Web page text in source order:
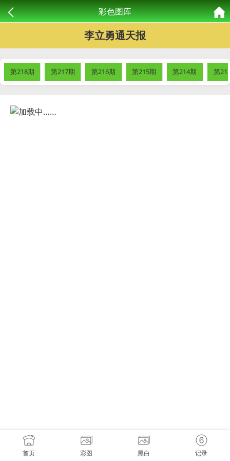
彩色图库
李立勇通天报
第218期 第217期 第216期 第215期 第214期 第
首页 彩图 黑白 记录